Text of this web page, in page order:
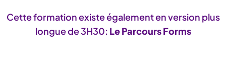
Cette formation existe également en version plus
longue de 3H30: Le Parcours Forms